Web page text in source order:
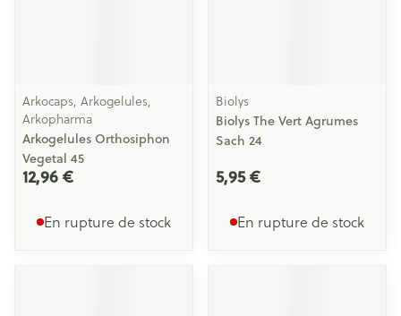
Arkocaps, Arkogelules,
Arkopharma
Arkogelules Orthosiphon
Vegetal 45
12,96 €
En rupture de stock
Biolys
Biolys The Vert Agrumes
Sach 24
5,95 €
En rupture de stock